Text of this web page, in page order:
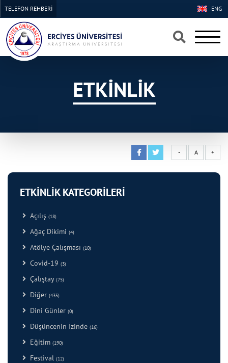
×
×
ENG
TELEFON REHBERİ
ETKİNLİK
- A +
ETKİNLİK KATEGORİLERİ
Açılış (18)
Ağaç Dikimi (4)
Atölye Çalışması (10)
Covid-19 (3)
Çalıştay (75)
Diğer (435)
Dini Günler (0)
Düşüncenin İzinde (16)
Eğitim (190)
Festival (12)